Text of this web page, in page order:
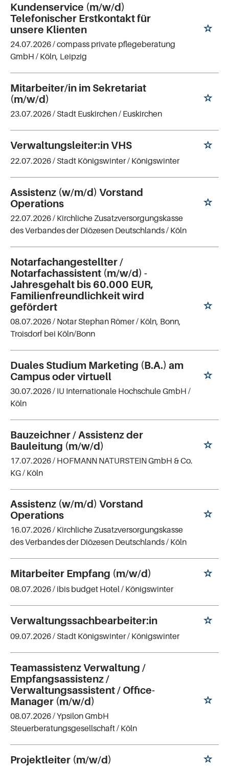
Kundenservice (m/w/d)
Telefonischer Erstkontakt für
unsere Klienten
24.07.2026 /compass private pflegeberatung
GmbH / Köln, Leipzig
Mitarbeiter/in im Sekretariat
(m/w/d)
23.07.2026 / Stadt Euskirchen/ Euskirchen
Verwaltungsleiter:in VHS
22.07.2026 / Stadt Königswinter/ Königswinter
Assistenz (w/m/d) Vorstand
Operations
22.07.2026 / Kirchliche Zusatzversorgungskasse
des Verbandes der Diözesen Deutschlands/ Köln
Notarfachangestellter /
Notarfachassistent (m/w/d) -
Jahresgehalt bis 60.000 EUR,
Familienfreundlichkeit wird
gefördert
08.07.2026 / Notar Stephan Römer/ Köln, Bonn,
Troisdorf bei Köln/Bonn
Duales Studium Marketing (B.A.) am
Campus oder virtuell
30.07.2026 / IU Internationale Hochschule GmbH /
Köln
Bauzeichner / Assistenz der
Bauleitung (m/w/d)
17.07.2026 / HOFMANN NATURSTEIN GmbH & Co.
KG/ Köln
Assistenz (w/m/d) Vorstand
Operations
16.07.2026 / Kirchliche Zusatzversorgungskasse
des Verbandes der Diözesen Deutschlands/ Köln
Mitarbeiter Empfang (m/w/d)
08.07.2026 / ibis budget Hotel/ Königswinter
Verwaltungssachbearbeiter:in
09.07.2026 / Stadt Königswinter/ Königswinter
Teamassistenz Verwaltung /
Empfangsassistenz /
Verwaltungsassistent / Office-
Manager (m/w/d)
08.07.2026 /Ypsilon GmbH
Steuerberatungsgesellschaft/ Köln
Projektleiter (m/w/d)